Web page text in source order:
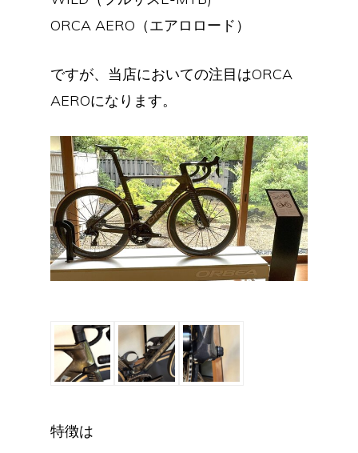
ORCA AERO（エアロロード）
ですが、当店においての注目はORCA
AEROになります。
特徴は